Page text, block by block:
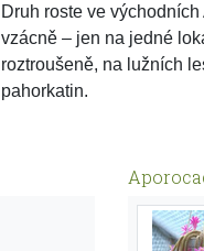
Druh roste ve
vzácně – jen na jedné
roztroušeně, na lužních
pahorkatin.